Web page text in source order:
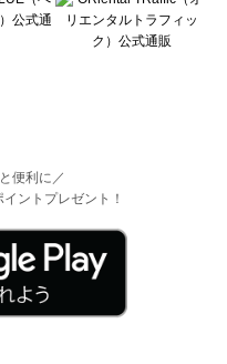
便利に／
ントプレゼント！